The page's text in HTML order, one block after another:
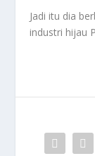
Jadi itu dia
industri hijau